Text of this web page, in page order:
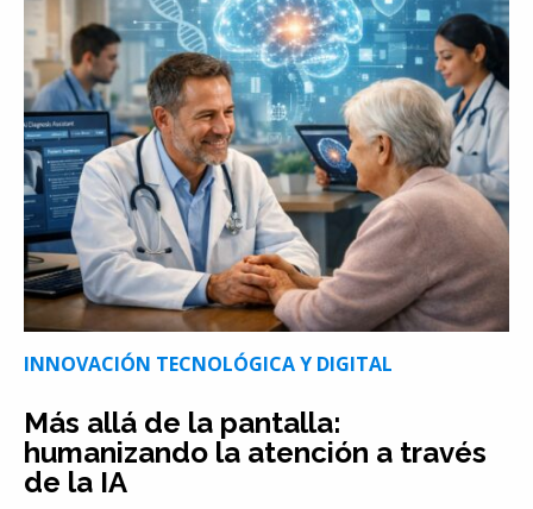
INNOVACIÓN TECNOLÓGICA Y DIGITAL
Más allá de la pantalla:
humanizando la atención a través
de la IA